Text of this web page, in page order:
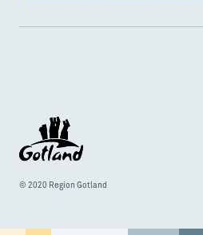
© 2020 Region Gotland